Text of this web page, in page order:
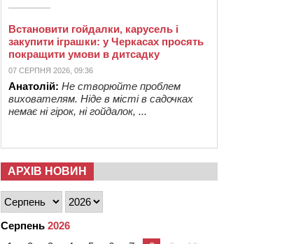
Встановити гойдалки, карусель і
закупити іграшки: у Черкасах просять
покращити умови в дитсадку
07 СЕРПНЯ 2026, 09:36
Анатолій: Не створюйте проблем
вихователям. Ніде в місті в садочках
немає ні гірок, ні гойдалок, ...
АРХІВ НОВИН
Серпень 2026